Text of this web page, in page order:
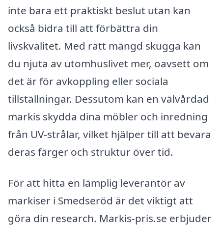
inte bara ett praktiskt beslut utan kan
också bidra till att förbättra din
livskvalitet. Med rätt mängd skugga kan
du njuta av utomhuslivet mer, oavsett om
det är för avkoppling eller sociala
tillställningar. Dessutom kan en välvårdad
markis skydda dina möbler och inredning
från UV-strålar, vilket hjälper till att bevara
deras färger och struktur över tid.
För att hitta en lämplig leverantör av
markiser i Smedseröd är det viktigt att
göra din research. Markis-pris.se erbjuder